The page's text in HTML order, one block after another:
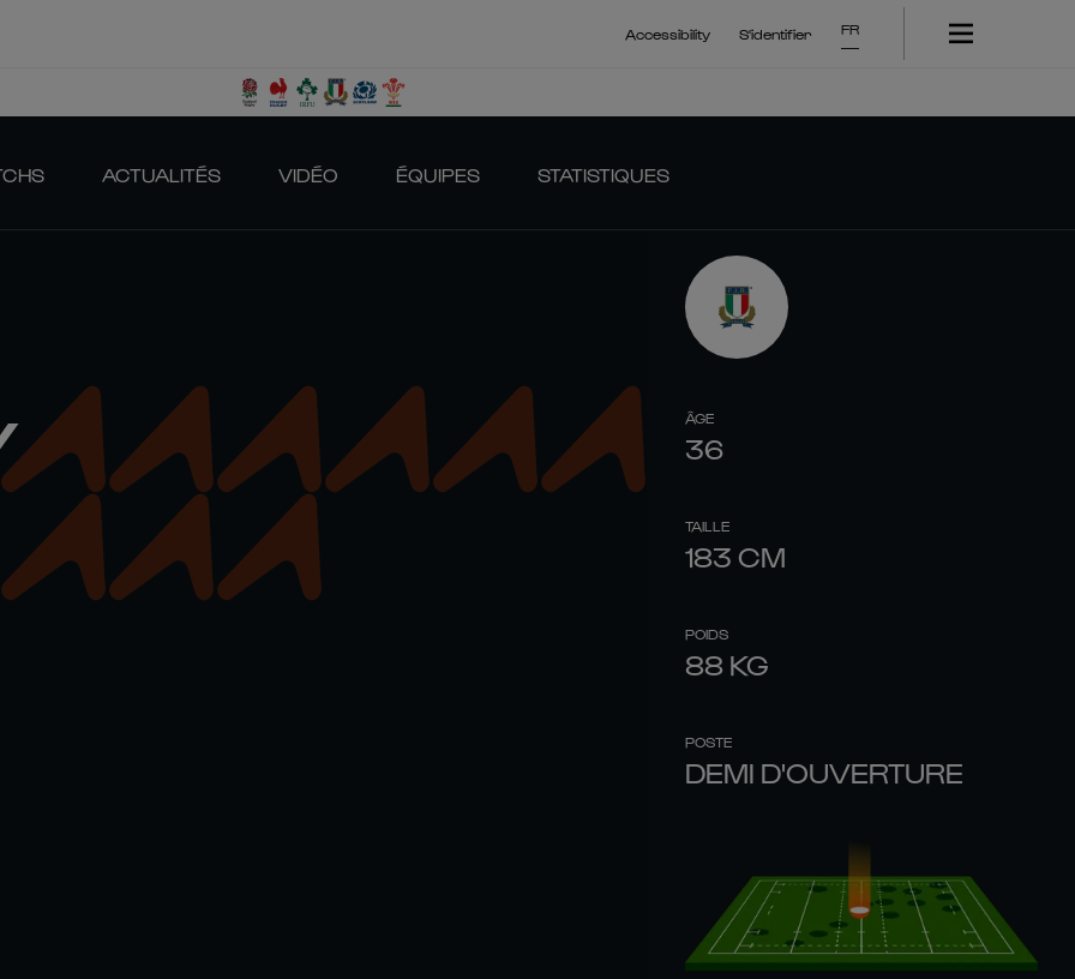
Accessibility S'identifier FR
ACTUALITÉS VIDÉO ÉQUIPES STATISTIQUES
ÂGE
36
TAILLE
183 CM
POIDS
88 KG
POSTE
DEMI D'OUVERTURE